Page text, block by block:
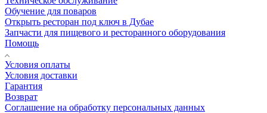
Обучение для поваров
Открыть ресторан под ключ в Дубае
Запчасти для пищевого и ресторанного оборудования
Помощь
Условия оплаты
Условия доставки
Гарантия
Возврат
Соглашение на обработку персональных данных